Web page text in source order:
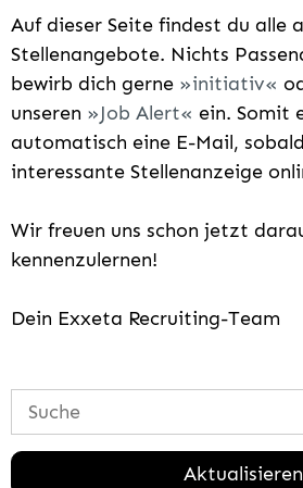
Auf dieser Seite findest du alle
Stellenangebote. Nichts
bewirb dich gerne
initiativ
unseren
Job Alert
ein. Somit
automatisch eine E-Mail,
interessante Stellenanzeige
Wir freuen uns schon jetzt
kennenzulernen!
Dein Exxeta Recruiting-Team
Aktualisieren